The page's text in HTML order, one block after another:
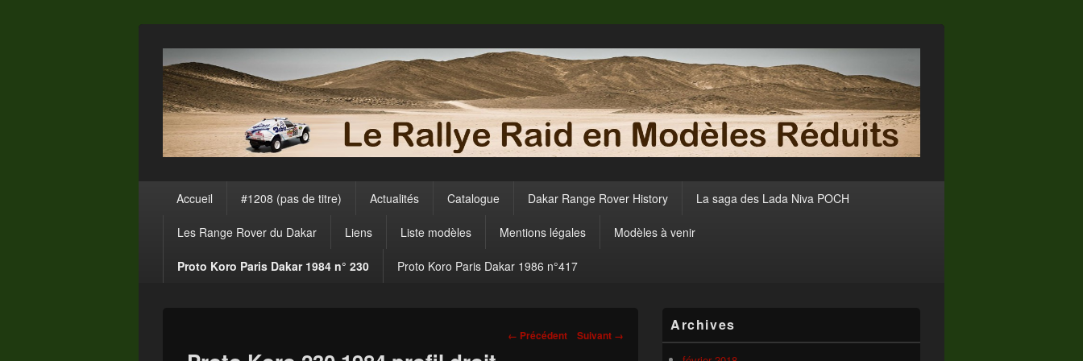
principalAccueil #1208 (pas de titre) Actualités Catalogue Dakar Range Rover History La saga des Lada Niva POCH
Les Range Rover du Dakar Liens Liste modèles Mentions légales Modèles à venir
Proto Koro Paris Dakar 1984 n° 230 Proto Koro Paris Dakar 1986 n°417
Navigation
← Précédent Suivant →
principale
de
widget
Archives